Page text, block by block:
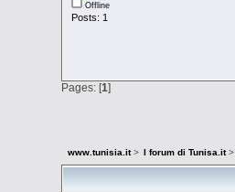
Offline
Posts: 1
Pages: [1]
www.tunisia.it> I forum di Tunisa.it>